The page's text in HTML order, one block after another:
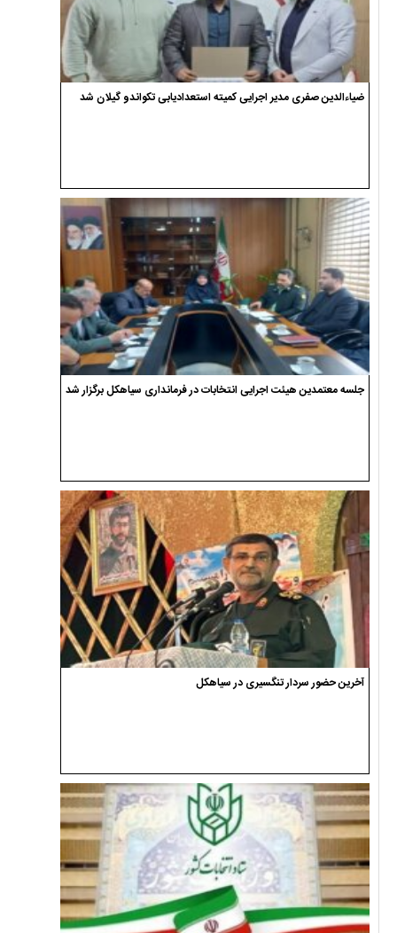
ضیاءالدین صفری مدیر اجرایی کمیته استعدادیابی تکواندو گیلان شد
جلسه معتمدین هیئت اجرایی انتخابات در فرمانداری سیاهکل برگزار شد
آخرین حضور سردار تنگسیری در سیاهکل